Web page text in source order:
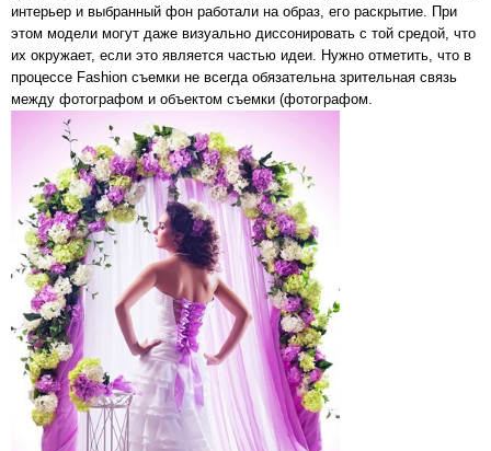
интерьер и выбранный фон работали на образ, его раскрытие. При
этом модели могут даже визуально диссонировать с той средой, что
их окружает, если это является частью идеи. Нужно отметить, что в
процессе Fashion съемки не всегда обязательна зрительная связь
между фотографом и объектом съемки (фотографом.